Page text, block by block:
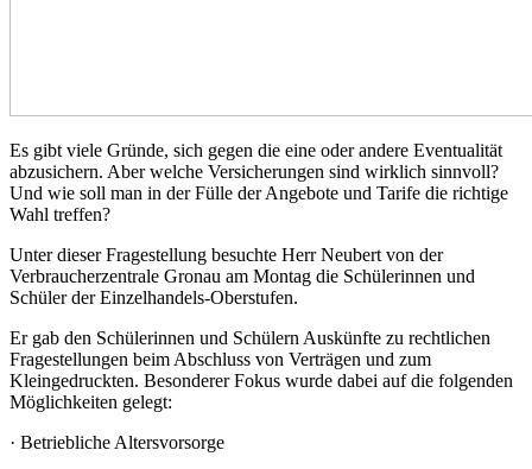
Es gibt viele Gründe, sich gegen die eine oder andere Eventualität
abzusichern. Aber welche Versicherungen sind wirklich sinnvoll?
Und wie soll man in der Fülle der Angebote und Tarife die richtige
Wahl treffen?
Unter dieser Fragestellung besuchte Herr Neubert von der
Verbraucherzentrale Gronau am Montag die Schülerinnen und
Schüler der Einzelhandels-Oberstufen.
Er gab den Schülerinnen und Schülern Auskünfte zu rechtlichen
Fragestellungen beim Abschluss von Verträgen und zum
Kleingedruckten. Besonderer Fokus wurde dabei auf die folgenden
Möglichkeiten gelegt:
· Betriebliche Altersvorsorge